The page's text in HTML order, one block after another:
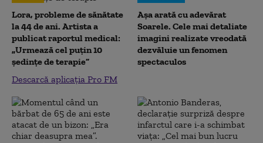
Lora, probleme de sănătate
la 44 de ani. Artista a
publicat raportul medical:
„Urmează cel puțin 10
ședințe de terapie”
Descarcă aplicația Pro FM
Așa arată cu adevărat
Soarele. Cele mai detaliate
imagini realizate vreodată
dezvăluie un fenomen
spectaculos